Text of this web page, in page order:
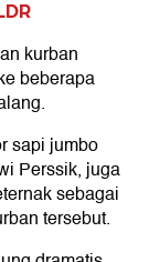
kurban
beberapa
sapi jumbo
Perssik, juga
sebagai
tersebut.